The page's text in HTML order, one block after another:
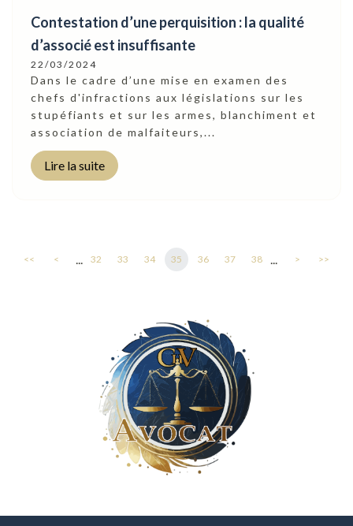
Contestation d’une perquisition : la qualité
d’associé est insuffisante
22/03/2024
Dans le cadre d’une mise en examen des
chefs d'infractions aux législations sur les
stupéfiants et sur les armes, blanchiment et
association de malfaiteurs,...
Lire la suite
<< < ... 32 33 34 35 36 37 38 ... > >>